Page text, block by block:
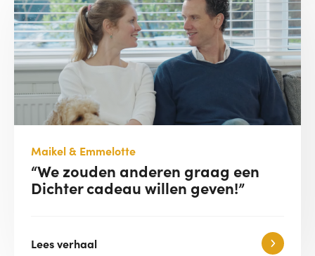
Maikel & Emmelotte
“We zouden anderen graag een
Dichter cadeau willen geven!”
Lees verhaal